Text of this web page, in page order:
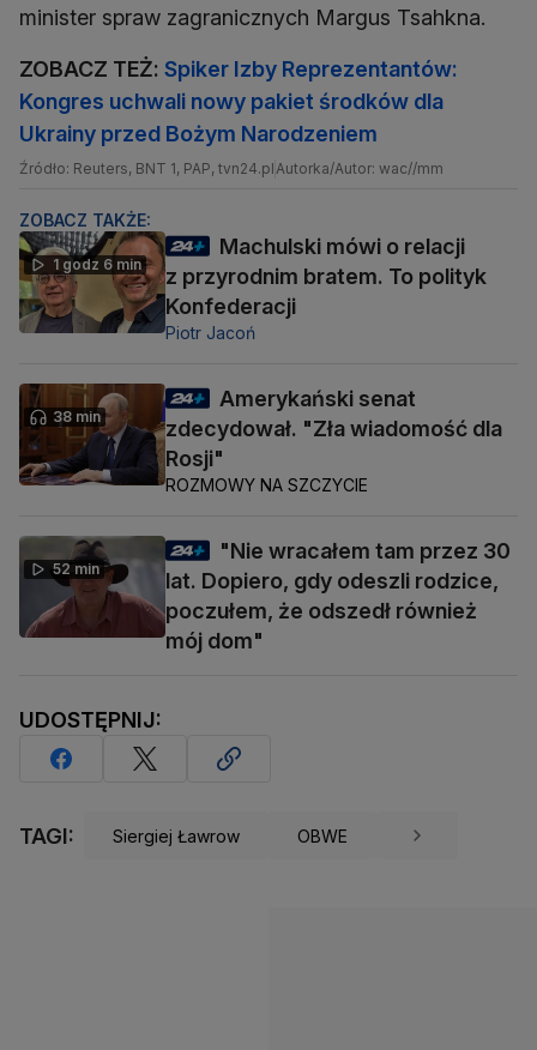
minister spraw zagranicznych Margus Tsahkna.
ZOBACZ TEŻ: Spiker Izby Reprezentantów:
Kongres uchwali nowy pakiet środków dla
Ukrainy przed Bożym Narodzeniem
Źródło: Reuters, BNT 1, PAP, tvn24.plAutorka/Autor: wac//mm
ZOBACZ TAKŻE:
1 godz 6 min
Machulski mówi o relacji
z przyrodnim bratem. To polityk
Konfederacji
Piotr Jacoń
38 min
Amerykański senat
zdecydował. "Zła wiadomość dla
Rosji"
ROZMOWY NA SZCZYCIE
52 min
"Nie wracałem tam przez 30
lat. Dopiero, gdy odeszli rodzice,
poczułem, że odszedł również
mój dom"
UDOSTĘPNIJ:
TAGI: Siergiej Ławrow OBWE